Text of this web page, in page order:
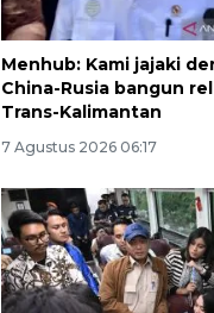
Menhub: Kami jajaki
China-Rusia bangun rel
Trans-Kalimantan
7 Agustus 2026 06:17